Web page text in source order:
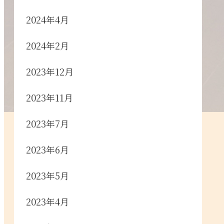
2024年4月
2024年2月
2023年12月
2023年11月
2023年7月
2023年6月
2023年5月
2023年4月